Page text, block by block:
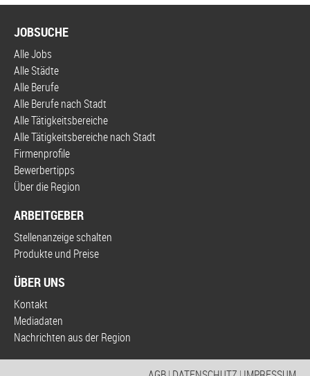
JOBSUCHE
Alle Jobs
Alle Städte
Alle Berufe
Alle Berufe nach Stadt
Alle Tätigkeitsbereiche
Alle Tätigkeitsbereiche nach Stadt
Firmenprofile
Bewerbertipps
Über die Region
ARBEITGEBER
Stellenanzeige schalten
Produkte und Preise
ÜBER UNS
Kontakt
Mediadaten
Nachrichten aus der Region